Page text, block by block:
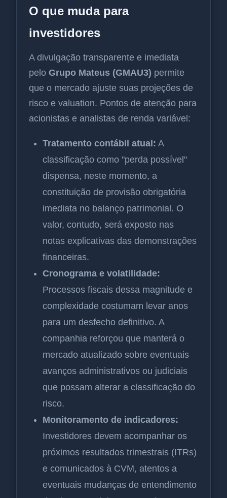
O que muda para
investidores
A divulgação transparente e imediata
pelo Grupo Mateus (GMAU3) permite
que o mercado ajuste suas projeções de
risco e valuation. Pontos de atenção para
acionistas e analistas de renda variável:
Tratamento contábil atual: A
classificação como "perda possível"
dispensa, neste momento, a
constituição de provisão obrigatória
imediata no balanço patrimonial. O
valor, contudo, será exposto nas
notas explicativas das demonstrações
financeiras.
Cronograma e volatilidade:
Processos fiscais dessa magnitude e
complexidade costumam levar anos
para um desfecho definitivo. A
companhia reforçou que manterá o
mercado atualizado sobre eventuais
avanços administrativos ou judiciais
que possam alterar a classificação do
risco.
Monitoramento de indicadores:
Investidores devem acompanhar os
próximos resultados trimestrais (ITRs)
e comunicados à CVM, atentos a
eventuais mudanças de entendimento